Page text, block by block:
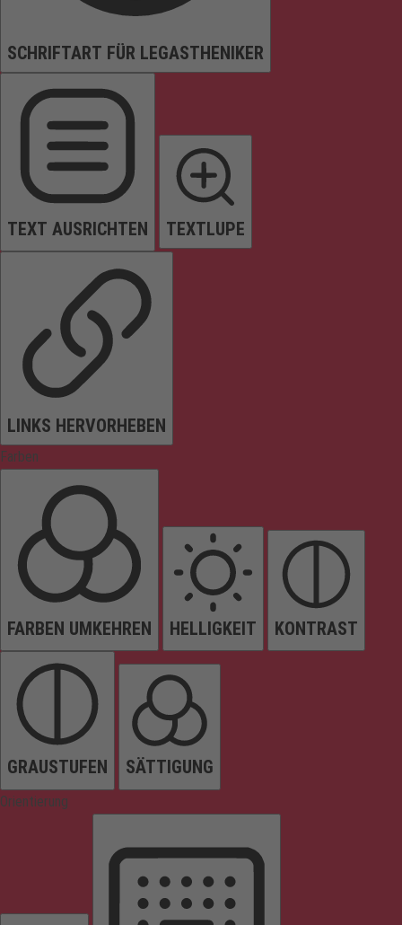
SCHRIFTART FÜR LEGASTHENIKER
TEXT AUSRICHTEN TEXTLUPE
LINKS HERVORHEBEN
Farben
FARBEN UMKEHREN HELLIGKEIT KONTRAST
GRAUSTUFEN SÄTTIGUNG
Orientierung